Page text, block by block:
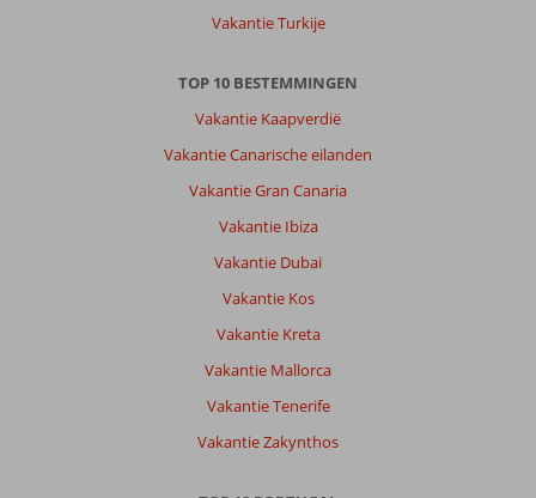
Vakantie Turkije
TOP 10 BESTEMMINGEN
Vakantie Kaapverdië
Vakantie Canarische eilanden
Vakantie Gran Canaria
Vakantie Ibiza
Vakantie Dubai
Vakantie Kos
Vakantie Kreta
Vakantie Mallorca
Vakantie Tenerife
Vakantie Zakynthos